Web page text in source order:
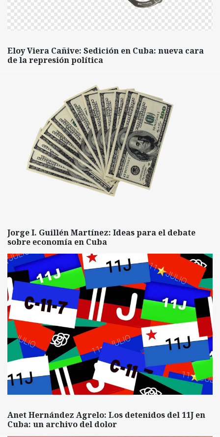
Eloy Viera Cañive: Sedición en Cuba: nueva cara
de la represión política
Jorge I. Guillén Martínez: Ideas para el debate
sobre economía en Cuba
Anet Hernández Agrelo: Los detenidos del 11J en
Cuba: un archivo del dolor